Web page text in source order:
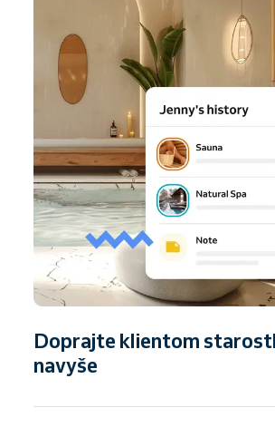
Doprajte klientom
navyše